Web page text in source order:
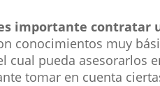
importante contratar
conocimientos muy
cual pueda asesorarlos
tomar en cuenta